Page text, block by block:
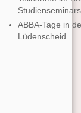
ABBA-Tage in
Lüdenscheid